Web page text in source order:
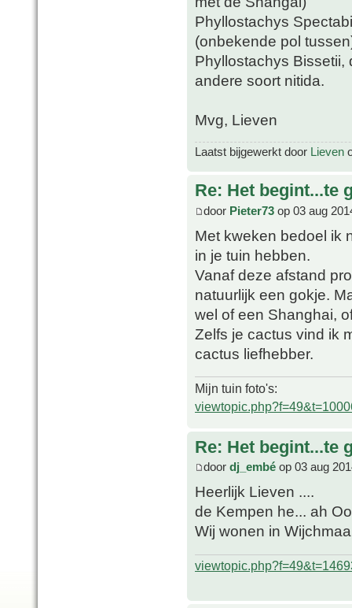
Phyllostachys
(onbekende pol
Phyllostachys Bissetii,
andere soort nitida.
Mvg, Lieven
Laatst bijgewerkt door Lieven
Re: Het begint...te
door Pieter73 op 03 aug
Met kweken bedoel ik
in je tuin hebben.
Vanaf deze afstand
natuurlijk een gokje.
wel of een Shanghai,
Zelfs je cactus vind ik
cactus liefhebber.
Mijn tuin foto's:
Re: Het begint...te
door dj_embé op 03 aug
Heerlijk Lieven ....
de Kempen he... ah
Wij wonen in